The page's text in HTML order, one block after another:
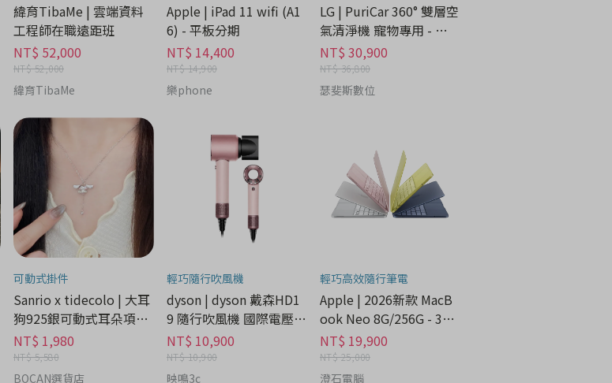
緯育TibaMe | 雲端資料
工程師在職遠距班
NT$ 52,000
NT$ 52,000
緯育TibaMe
Apple | iPad 11 wifi (A1
6) - 平板分期
NT$ 14,400
NT$ 14,900
樂phone
LG | PuriCar 360° 雙層空
氣清淨機 寵物專用 - 家
電分期
NT$ 30,900
NT$ 36,800
瑟斐斯數位
可動式掛件
Sanrio x tidecolo | 大耳
狗925銀可動式耳朵項鍊
禮盒 - 流行潮牌分期
NT$ 1,980
NT$ 5,580
BOCAN選貨店
輕巧隨行吹風機
dyson | dyson 戴森HD1
9 隨行吹風機 國際電壓 -
家電分期
NT$ 10,900
NT$ 10,900
映鳴3c
輕巧高效隨行筆電
Apple | 2026新款 MacB
ook Neo 8G/256G - 3C
科技分期
NT$ 19,900
NT$ 25,000
澄石電腦